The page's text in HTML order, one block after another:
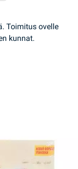
Toimitus ovelle
kunnat.